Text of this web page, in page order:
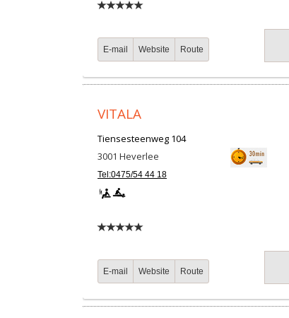
E-mail Website Route
VITALA
Tiensesteenweg 104
3001 Heverlee
Tel:0475/54 44 18
E-mail Website Route